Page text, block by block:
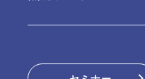
販売パートナー